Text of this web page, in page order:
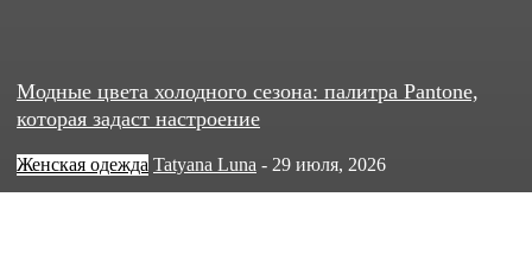
Модные цвета холодного сезона: палитра Pantone,
которая задаст настроение
Женская одежда Tatyana Luna - 29 июля, 2026